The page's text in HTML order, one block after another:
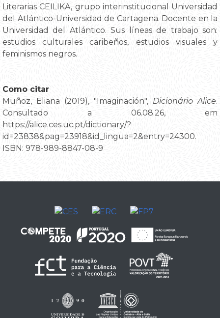
Literarias CEILIKA, grupo interinstitucional Universidad
del Atlántico-Universidad de Cartagena. Docente en la
Universidad del Atlántico. Sus líneas de trabajo son:
estudios culturales caribeños, estudios visuales y
feminismos negros.
Como citar
Muñoz, Eliana (2019), "Imaginación", Dicionário Alice.
Consultado a 06.08.26, em
https://alice.ces.uc.pt/dictionary/?
id=23838&pag=23918&id_lingua=2&entry=24300.
ISBN: 978-989-8847-08-9